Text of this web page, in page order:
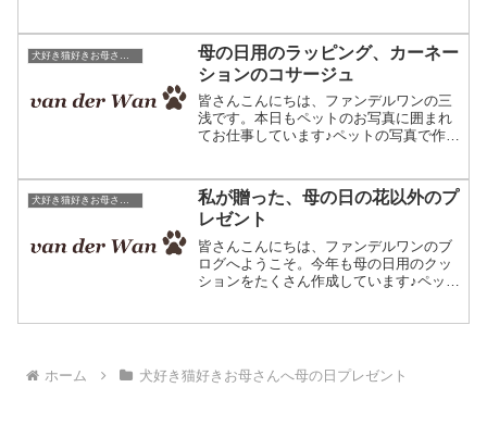
ンデルワンへようこそ。この一ヶ月ほ
ど、ウォーキングというもの...
母の日用のラッピング、カーネー
ションのコサージュ
皆さんこんにちは、ファンデルワンの三
浅です。本日もペットのお写真に囲まれ
てお仕事しています♪ペットの写真で作る
きました、母の日シーズン。母の日はク
リスマスに続いて1年で...
犬好き猫好きお母さんへ母の日プレゼント
私が贈った、母の日の花以外のプ
レゼント
皆さんこんにちは、ファンデルワンのブ
ログへようこそ。今年も母の日用のクッ
ションをたくさん作成しています♪ペット
ホーム
犬好き猫好きお母さんへ母の日プレゼント